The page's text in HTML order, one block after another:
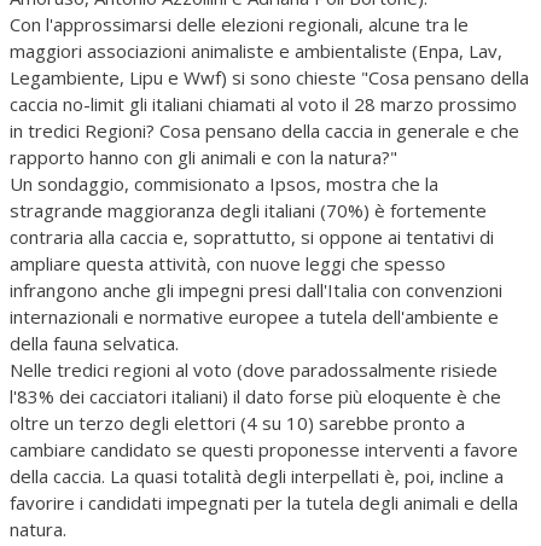
Con l'approssimarsi delle elezioni regionali, alcune tra le
maggiori associazioni animaliste e ambientaliste (Enpa, Lav,
Legambiente, Lipu e Wwf) si sono chieste "Cosa pensano della
caccia no-limit gli italiani chiamati al voto il 28 marzo prossimo
in tredici Regioni? Cosa pensano della caccia in generale e che
rapporto hanno con gli animali e con la natura?"
Un sondaggio, commisionato a Ipsos, mostra che la
stragrande maggioranza degli italiani (70%) è fortemente
contraria alla caccia e, soprattutto, si oppone ai tentativi di
ampliare questa attività, con nuove leggi che spesso
infrangono anche gli impegni presi dall'Italia con convenzioni
internazionali e normative europee a tutela dell'ambiente e
della fauna selvatica.
Nelle tredici regioni al voto (dove paradossalmente risiede
l'83% dei cacciatori italiani) il dato forse più eloquente è che
oltre un terzo degli elettori (4 su 10) sarebbe pronto a
cambiare candidato se questi proponesse interventi a favore
della caccia. La quasi totalità degli interpellati è, poi, incline a
favorire i candidati impegnati per la tutela degli animali e della
natura.